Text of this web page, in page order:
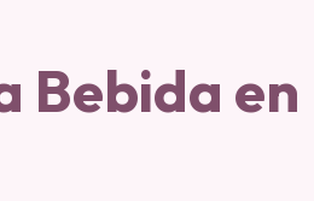
Bebida en